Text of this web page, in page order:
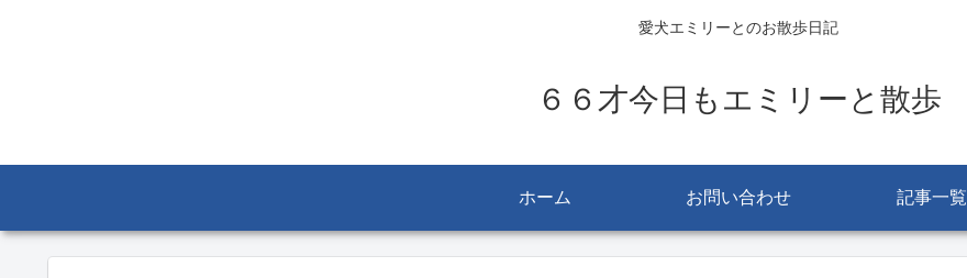
愛犬エミリーとのお散歩日記
６６才今日もエミリーと散歩
ホーム お問い合わせ 記事一覧